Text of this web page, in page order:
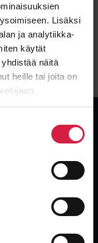
Lisäksi
ja analytiikka-
käytät
näitä
heille tai joita on
used and surplus